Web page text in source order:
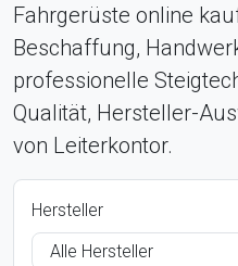
Fahrgerüste online
Beschaffung,
professionelle
Qualität, Hersteller-
von Leiterkontor.
Hersteller